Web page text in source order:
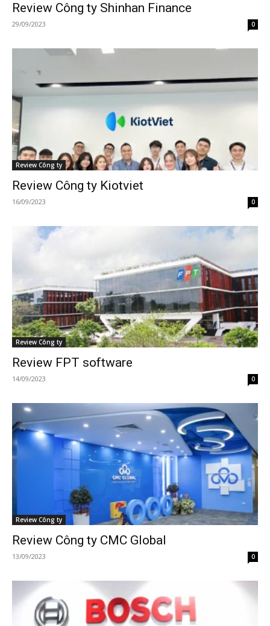
Review Công ty Shinhan Finance
29/09/2023 0
Review Công ty
Review Công ty Kiotviet
16/09/2023 0
Review Công ty
Review FPT software
14/09/2023 0
Review Công ty
Review Công ty CMC Global
13/09/2023 0